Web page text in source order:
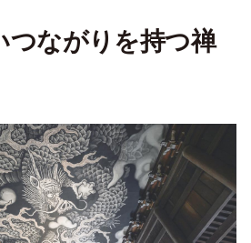
つながりを持つ禅